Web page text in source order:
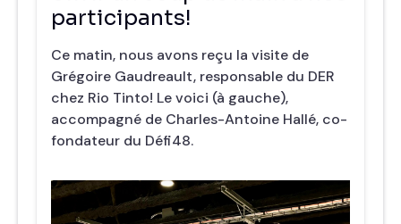
participants!
Ce matin, nous avons reçu la visite de
Grégoire Gaudreault, responsable du DER
chez Rio Tinto! Le voici (à gauche),
accompagné de Charles-Antoine Hallé, co-
fondateur du Défi48.